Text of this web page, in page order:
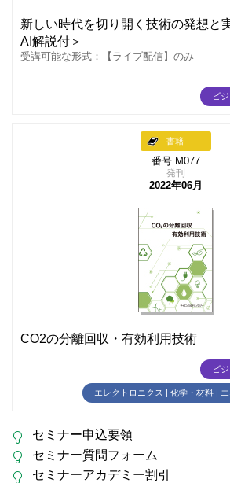
新しい時代を切り開く技術の発想と
AI解説付＞
受講可能な形式：【ライブ配信】のみ
ビ
書籍
番号 M077
発刊
2022年06月
CO2の分離回収・有効利用技術
ビ
エレクトロニクス | 化学・材料 |
セミナー申込要領
セミナー質問フォーム
セミナーアカデミー割引